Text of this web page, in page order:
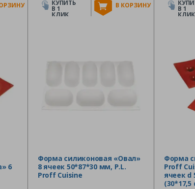
В КОРЗИНУ
КУПИТЬ
В 1
КЛИК
В 1
КЛИК
6
Форма силиконовая «Овал»
8 ячеек 50*87*30 мм, P.L.
Proff Cuisine
Форма
Proff
ячеек d
(30*17,5